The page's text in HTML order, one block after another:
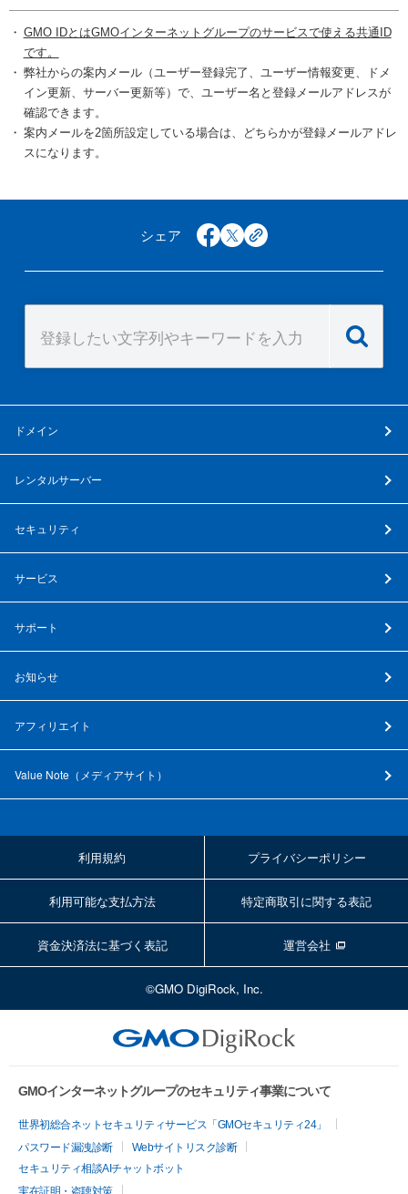
GMO IDとはGMOインターネットグループのサービスで使える共通ID
です。
弊社からの案内メール（ユーザー登録完了、ユーザー情報変更、ドメ
イン更新、サーバー更新等）で、ユーザー名と登録メールアドレスが
確認できます。
案内メールを2箇所設定している場合は、どちらかが登録メールアドレ
スになります。
シェア facebook
x copy
ドメイン
レンタルサーバー
セキュリティ
サービス
サポート
お知らせ
アフィリエイト
Value Note（ メディアサイト ）
利用規約 プライバシーポリシー
利用可能な支払方法 特定商取引に関する表記
資金決済法に基づく表記 運営会社
©GMO DigiRock, Inc.
GMOインターネットグループのセキュリティ事業について
世界初総合ネットセキュリティサービス「GMOセキュリティ24」
パスワード漏洩診断
Webサイトリスク診断
セキュリティ相談AIチャットボット
実在証明・盗聴対策